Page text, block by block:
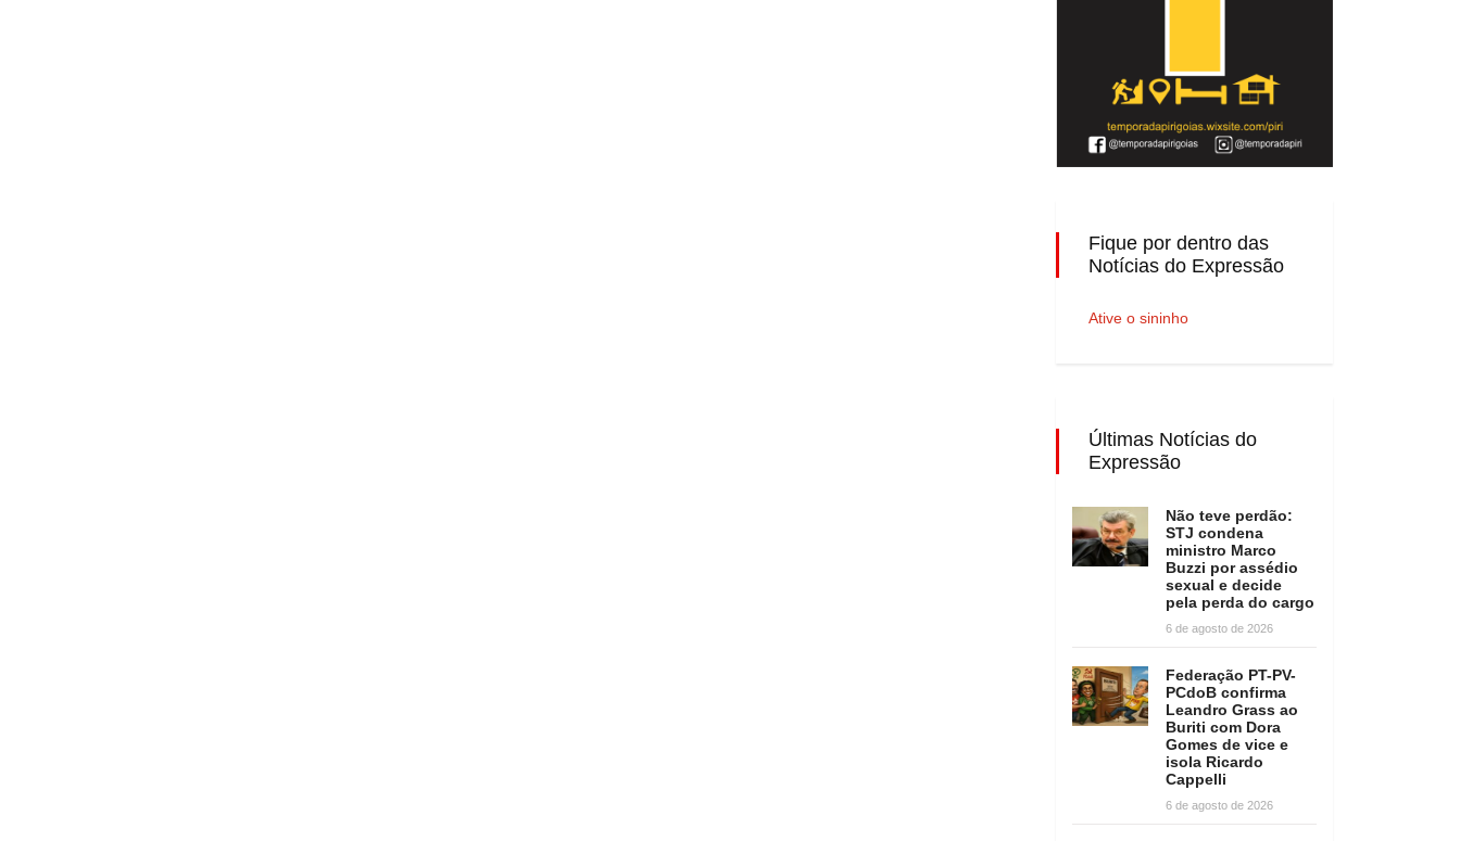
Fique por dentro das
Notícias do Expressão
Ative o sininho
Últimas Notícias do
Expressão
Não teve perdão:
STJ condena
ministro Marco
Buzzi por assédio
sexual e decide
pela perda do cargo
6 de agosto de 2026
Federação PT-PV-
PCdoB confirma
Leandro Grass ao
Buriti com Dora
Gomes de vice e
isola Ricardo
Cappelli
6 de agosto de 2026